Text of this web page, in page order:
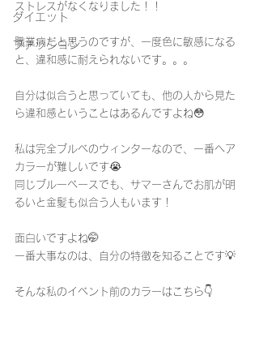
ダイエット
ファッション
ストレスがなくなりました！！
職業病だと思うのですが、一度色に敏感になる
と、違和感に耐えられないです。。。
自分は似合うと思っていても、他の人から見た
ら違和感ということはあるんですよね😳
私は完全ブルベのウィンターなので、一番ヘア
カラーが難しいです😭
同じブルーベースでも、サマーさんでお肌が明
るいと金髪も似合う人もいます！
面白いですよね🤭
一番大事なのは、自分の特徴を知ることです💡
そんな私のイベント前のカラーはこちら👇